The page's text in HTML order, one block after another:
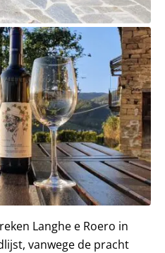
Langhe e Roero in
vanwege de pracht